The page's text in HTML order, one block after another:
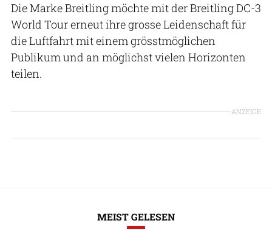
Die Marke Breitling möchte mit der Breitling DC-3
World Tour erneut ihre grosse Leidenschaft für
die Luftfahrt mit einem grösstmöglichen
Publikum und an möglichst vielen Horizonten
teilen.
ANZEIGE
MEIST GELESEN